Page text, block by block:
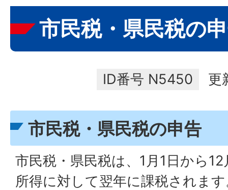
市民税・県民税の
ID番号 N5450 更
市民税・県民税の申告
市民税・県民税は、1月1日から
所得に対して翌年に課税されま